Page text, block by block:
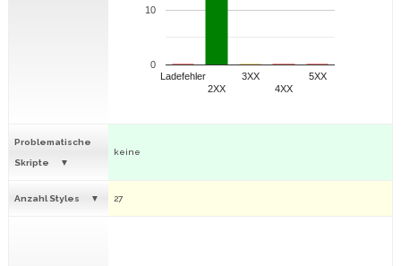
Ladefehler
2XX
3XX
4XX
5XX
0
10
Problematische
Skripte
keine
Anzahl Styles 27